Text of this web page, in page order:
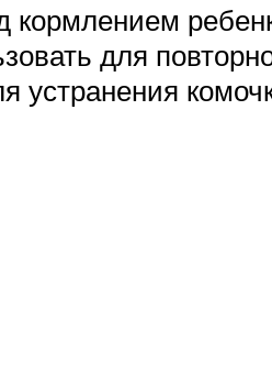
для